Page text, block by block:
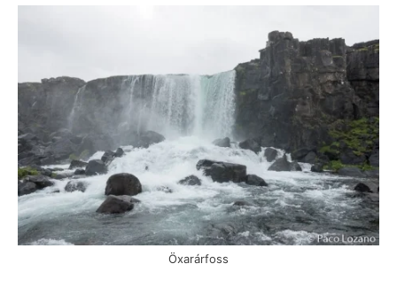
Öxarárfoss